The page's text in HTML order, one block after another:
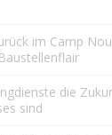
im Camp
die
sind